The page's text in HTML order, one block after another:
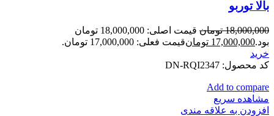
بالا توربو
18,000,000 تومان
قیمت اصلی: 18,000,000 تومان
بود.17,000,000 تومانقیمت فعلی: 17,000,000 تومان.
خرید
کد محصول: DN-RQI2347
Add to compare
مشاهده سریع
افزودن به علاقه مندی